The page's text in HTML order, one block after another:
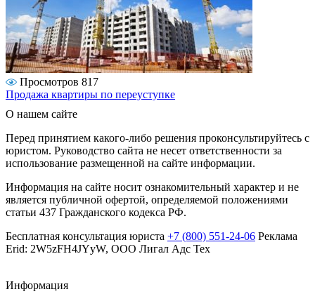
Просмотров 817
Продажа квартиры по переуступке
О нашем сайте
Перед принятием какого-либо решения проконсультируйтесь с
юристом. Руководство сайта не несет ответственности за
использование размещенной на сайте информации.
Информация на сайте носит ознакомительный характер и не
является публичной офертой, определяемой положениями
статьи 437 Гражданского кодекса РФ.
Бесплатная консультация юриста +7 (800) 551-24-06 Реклама
Erid: 2W5zFH4JYyW, ООО Лигал Адс Тех
Информация